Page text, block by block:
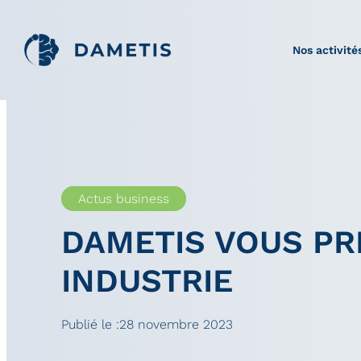
Nos
Actus business
DAMETIS VOUS
INDUSTRIE
Publié le :28 novembre 2023